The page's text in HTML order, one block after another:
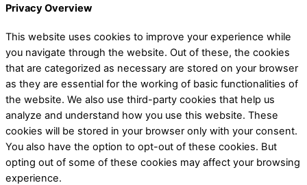
Privacy Overview
This website uses cookies to improve your experience while
you navigate through the website. Out of these, the cookies
that are categorized as necessary are stored on your browser
as they are essential for the working of basic functionalities of
the website. We also use third-party cookies that help us
analyze and understand how you use this website. These
cookies will be stored in your browser only with your consent.
You also have the option to opt-out of these cookies. But
opting out of some of these cookies may affect your browsing
experience.